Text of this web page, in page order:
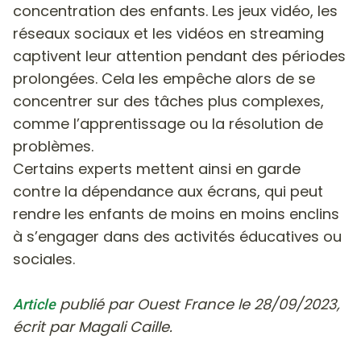
concentration des enfants. Les jeux vidéo, les
réseaux sociaux et les vidéos en streaming
captivent leur attention pendant des périodes
prolongées. Cela les empêche alors de se
concentrer sur des tâches plus complexes,
comme l’apprentissage ou la résolution de
problèmes.
Certains experts mettent ainsi en garde
contre la dépendance aux écrans, qui peut
rendre les enfants de moins en moins enclins
à s’engager dans des activités éducatives ou
sociales.
Articlepublié par Ouest France le 28/09/2023,
écrit par Magali Caille.